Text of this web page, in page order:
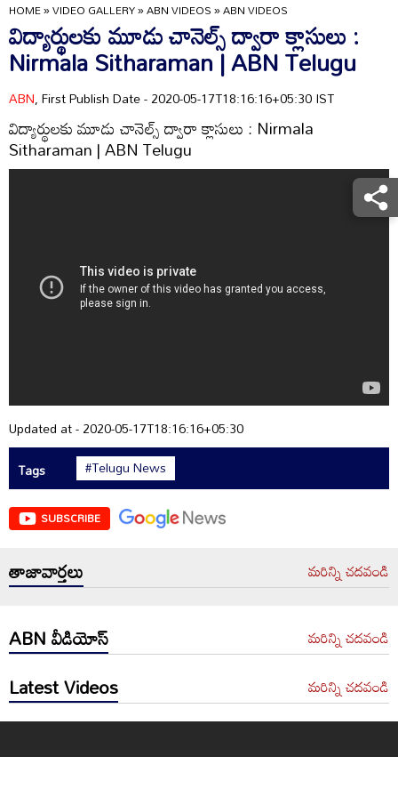
HOME»VIDEO GALLERY»ABN VIDEOS»ABN VIDEOS
విద్యార్థులకు మూడు చానెల్స్ ద్వారా క్లాసులు :
Nirmala Sitharaman | ABN Telugu
ABN, First Publish Date - 2020-05-17T18:16:16+05:30 IST
విద్యార్థులకు మూడు చానెల్స్ ద్వారా క్లాసులు : Nirmala
Sitharaman | ABN Telugu
Updated at - 2020-05-17T18:16:16+05:30
Tags
#Telugu News
SUBSCRIBE
తాజావార్తలు మరిన్ని చదవండి
ABN వీడియోస్ మరిన్ని చదవండి
Latest Videos మరిన్ని చదవండి